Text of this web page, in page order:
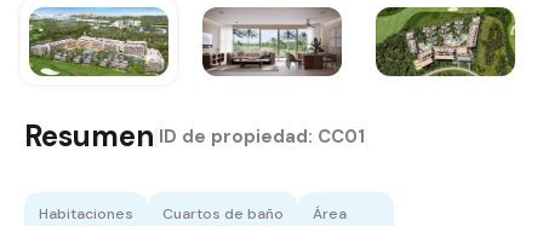
Resumen ID de propiedad: CC01
Habitaciones
Cuartos de baño
Área